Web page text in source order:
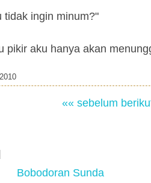
tidak ingin minum?"
pikir aku hanya akan
«« sebelum
Bobodoran Sunda